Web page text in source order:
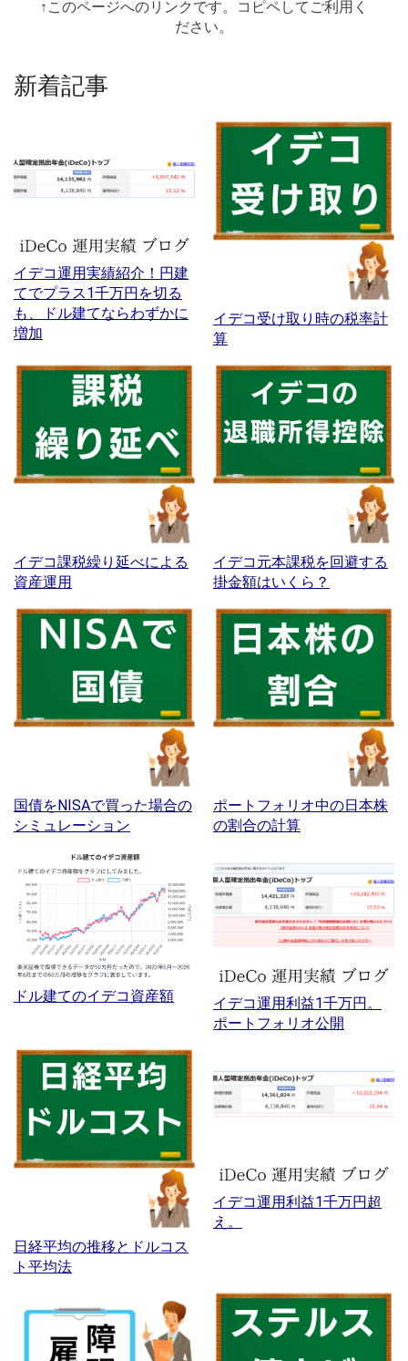
↑このページへのリンクです。コピペしてご利用く
ださい。
新着記事
イデコ運用実績紹介！円建
てでプラス1千万円を切る
も、ドル建てならわずかに
増加
イデコ受け取り時の税率計
算
イデコ課税繰り延べによる
資産運用
イデコ元本課税を回避する
掛金額はいくら？
国債をNISAで買った場合の
シミュレーション
ポートフォリオ中の日本株
の割合の計算
ドル建てのイデコ資産額
イデコ運用利益1千万円。
ポートフォリオ公開
日経平均の推移とドルコス
ト平均法
イデコ運用利益1千万円超
え。